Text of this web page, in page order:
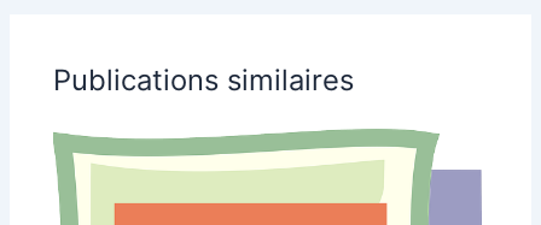
Publications similaires